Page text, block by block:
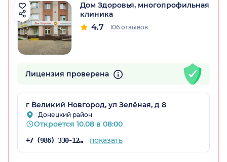
Дом Здоровья, многопрофильная
клиника
4.7 106 отзывов
Лицензия проверена
г Великий Новгород, ул Зелёная, д 8
Донецкий район
Откроется 10.08 в 08:00
+7 (986) 330-12-64 показать